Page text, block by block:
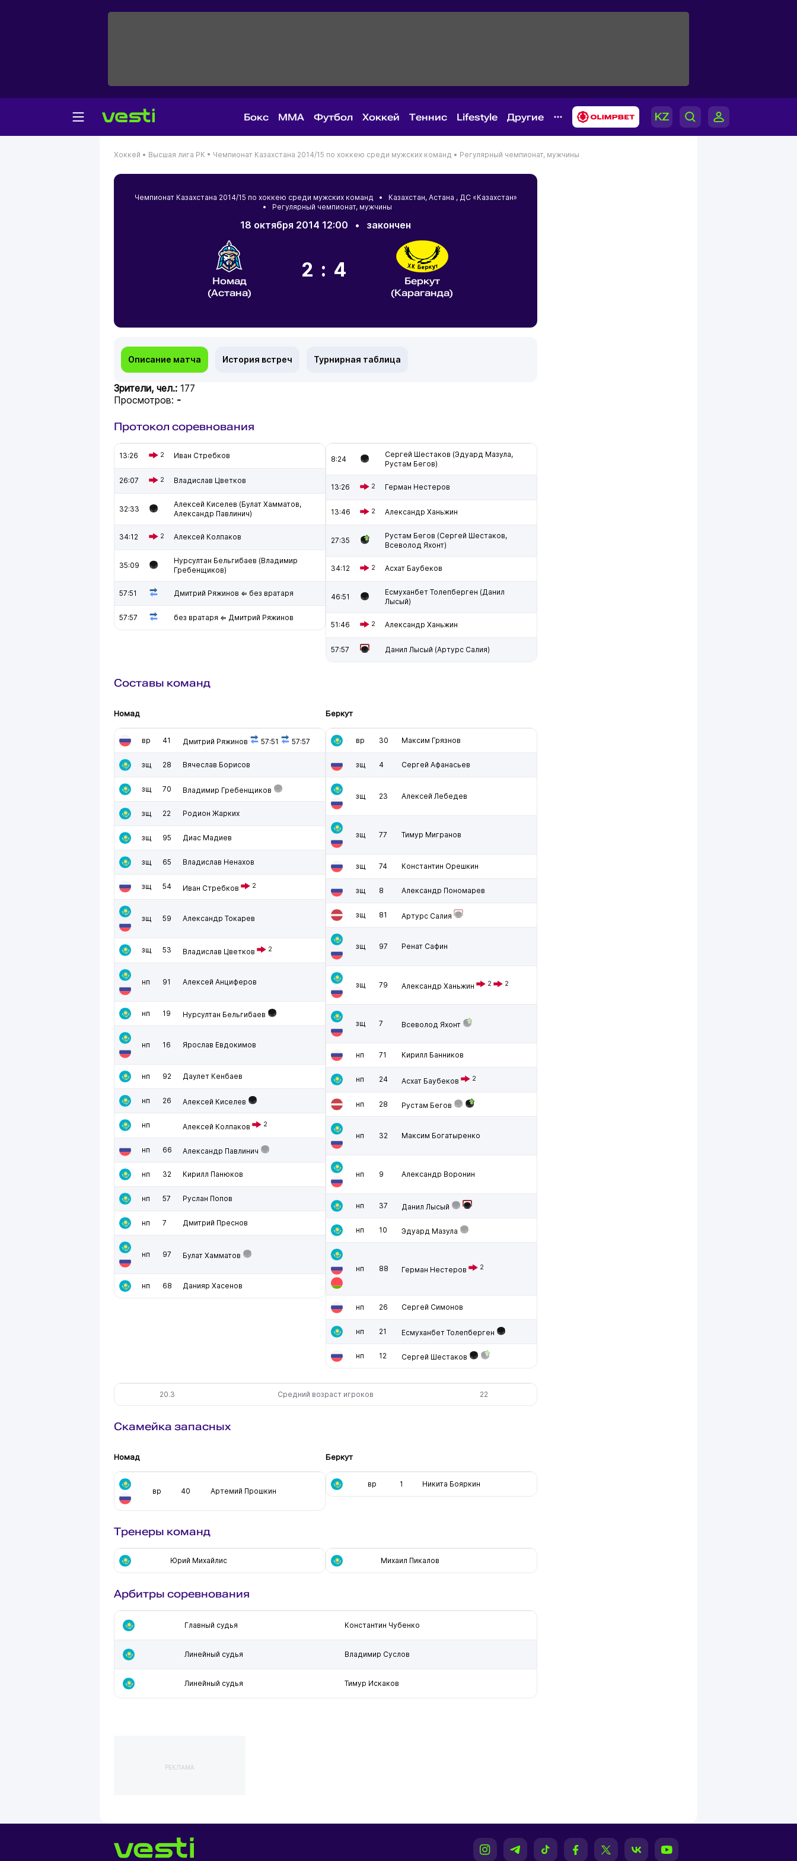
Бокс MMA Футбол Хоккей Теннис Lifestyle Другие
Хоккей • Высшая лига РК • Чемпионат Казахстана 2014/15 по хоккею среди мужских команд • Регулярный чемпионат, мужчины
Чемпионат Казахстана 2014/15 по хоккею среди мужских команд • Казахстан, Астана , ДС «Казахстан»
• Регулярный чемпионат, мужчины
18 октября 2014 12:00 • закончен
Номад
(Астана)
2:4
Беркут
(Караганда)
Описание матча История встреч Турнирная таблица
Зрители, чел.: 177
Просмотров: -
Протокол соревнования
13:26 2 Иван Стребков
26:07 2 Владислав Цветков
32:33
Алексей Киселев (Булат Хамматов,
Александр Павлинич)
34:12 2 Алексей Колпаков
35:09
Нурсултан Бельгибаев (Владимир
Гребенщиков)
57:51 Дмитрий Ряжинов ⇐ без вратаря
57:57 без вратаря ⇐ Дмитрий Ряжинов
8:24
Сергей Шестаков (Эдуард Мазула,
Рустам Бегов)
13:26 2 Герман Нестеров
13:46 2 Александр Ханьжин
27:35
Рустам Бегов (Сергей Шестаков,
Всеволод Яхонт)
34:12 2 Асхат Баубеков
46:51
Есмуханбет Толепберген (Данил
Лысый)
51:46 2 Александр Ханьжин
57:57 Данил Лысый (Артурс Салия)
Составы команд
Номад
вр 41 Дмитрий Ряжинов 57:51 57:57
зщ 28 Вячеслав Борисов
зщ 70 Владимир Гребенщиков
зщ 22 Родион Жарких
зщ 95 Диас Мадиев
зщ 65 Владислав Ненахов
зщ 54 Иван Стребков 2
зщ 59 Александр Токарев
зщ 53 Владислав Цветков 2
нп 91 Алексей Анциферов
нп 19 Нурсултан Бельгибаев
нп 16 Ярослав Евдокимов
нп 92 Даулет Кенбаев
нп 26 Алексей Киселев
нп Алексей Колпаков 2
нп 66 Александр Павлинич
нп 32 Кирилл Панюков
нп 57 Руслан Попов
нп 7 Дмитрий Преснов
нп 97 Булат Хамматов
нп 68 Данияр Хасенов
Беркут
вр 30 Максим Грязнов
зщ 4 Сергей Афанасьев
зщ 23 Алексей Лебедев
зщ 77 Тимур Мигранов
зщ 74 Константин Орешкин
зщ 8 Александр Пономарев
зщ 81 Артурс Салия
зщ 97 Ренат Сафин
зщ 79 Александр Ханьжин 2 2
зщ 7 Всеволод Яхонт
нп 71 Кирилл Банников
нп 24 Асхат Баубеков 2
нп 28 Рустам Бегов
нп 32 Максим Богатыренко
нп 9 Александр Воронин
нп 37 Данил Лысый
нп 10 Эдуард Мазула
нп 88 Герман Нестеров 2
нп 26 Сергей Симонов
нп 21 Есмуханбет Толепберген
нп 12 Сергей Шестаков
20.3 Средний возраст игроков 22
Скамейка запасных
Номад
вр 40 Артемий Прошкин
Беркут
вр 1 Никита Бояркин
Тренеры команд
Юрий Михайлис Михаил Пикалов
Арбитры соревнования
Главный судья Константин Чубенко
Линейный судья Владимир Суслов
Линейный судья Тимур Искаков
РЕКЛАМА